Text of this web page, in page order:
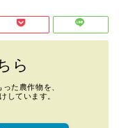
ら
た農作物を、
しています。